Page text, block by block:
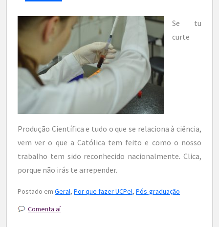
Se tu
curte
Produção Científica e tudo o que se relaciona à ciência,
vem ver o que a Católica tem feito e como o nosso
trabalho tem sido reconhecido nacionalmente. Clica,
porque não irás te arrepender.
Postado em Geral, Por que fazer UCPel, Pós-graduação
Comenta aí